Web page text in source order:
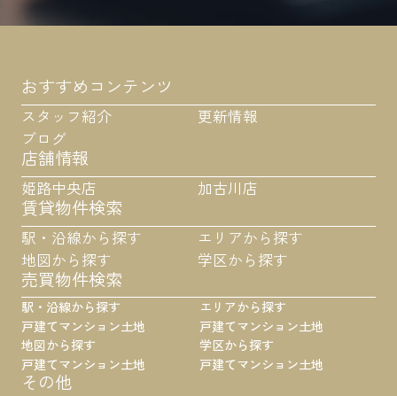
おすすめコンテンツ
スタッフ紹介
更新情報
ブログ
店舗情報
姫路中央店 加古川店
賃貸物件検索
駅・沿線から探す
エリアから探す
地図から探す
学区から探す
売買物件検索
駅・沿線から探す
戸建てマンション土地
地図から探す
戸建てマンション土地
エリアから探す
戸建てマンション土地
学区から探す
戸建てマンション土地
その他